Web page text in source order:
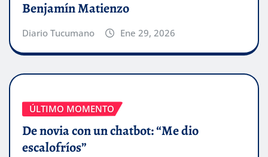
Benjamín Matienzo
Diario Tucumano Ene 29, 2026
ÚLTIMO MOMENTO
De novia con un chatbot: “Me dio
escalofríos”